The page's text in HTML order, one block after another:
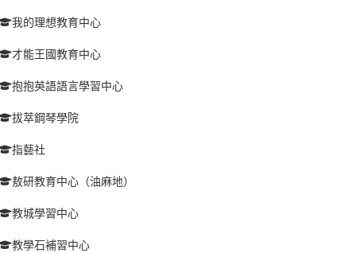
我的理想教育中心
才能王國教育中心
抱抱英語語言學習中心
拔萃鋼琴學院
指藝社
敖研教育中心（油麻地）
教城學習中心
教學石補習中心